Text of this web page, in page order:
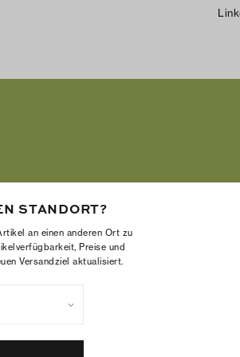
indem sie Unternehmerinnen
STANDORT?
an einen anderen Ort zu
Preise und
Versandziel aktualisiert.